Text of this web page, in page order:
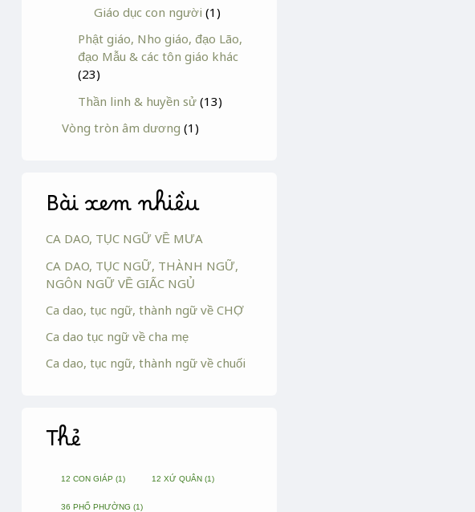
Giáo dục con người (1)
Phật giáo, Nho giáo, đạo Lão,
đạo Mẫu & các tôn giáo khác
(23)
Thần linh & huyền sử (13)
Vòng tròn âm dương (1)
Bài xem nhiều
CA DAO, TỤC NGỮ VỀ MƯA
CA DAO, TỤC NGỮ, THÀNH NGỮ,
NGÔN NGỮ VỀ GIẤC NGỦ
Ca dao, tục ngữ, thành ngữ về CHỢ
Ca dao tục ngữ về cha mẹ
Ca dao, tục ngữ, thành ngữ về chuối
Thẻ
12 CON GIÁP (1) 12 XỨ QUÂN (1)
36 PHỐ PHƯỜNG (1)